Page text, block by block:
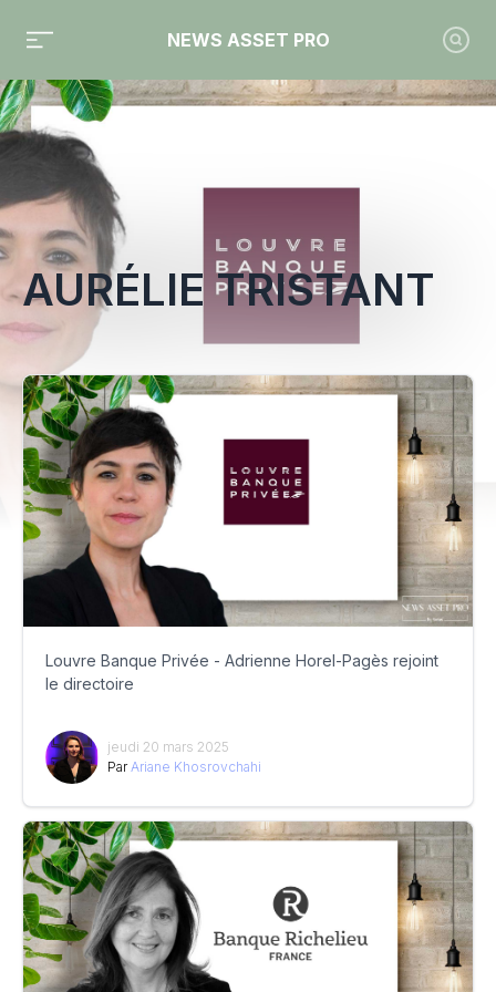
NEWS ASSET PRO
Toute l'actualité sur le tag "Aurélie Tristant"
AURÉLIE TRISTANT
Louvre Banque Privée - Adrienne Horel-Pagès rejoint
le directoire
jeudi 20 mars 2025
Par Ariane Khosrovchahi